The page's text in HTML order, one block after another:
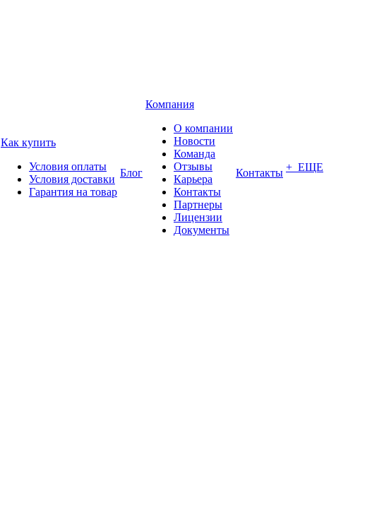
Как купить
Условия оплаты
Условия доставки
Гарантия на товар
Блог
Компания
О компании
Новости
Команда
Отзывы
Карьера
Контакты
Партнеры
Лицензии
Документы
Контакты + ЕЩЕ